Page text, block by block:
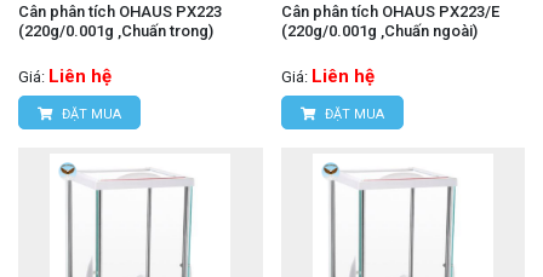
Cân phân tích OHAUS PX223
(220g/0.001g ,Chuấn trong)
Giá: Liên hệ
ĐẶT MUA
Cân phân tích OHAUS PX223/E
(220g/0.001g ,Chuấn ngoài)
Giá: Liên hệ
ĐẶT MUA